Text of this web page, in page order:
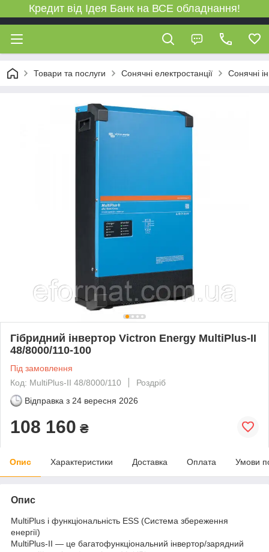
Кредит від Ідея Банк на ВСЕ обладнання!
Товари та послуги Сонячні електростанції Сонячні
Гібридний інвертор Victron Energy MultiPlus-II
48/8000/110-100
Під замовлення
Код: MultiPlus-II 48/8000/110
Роздріб
Відправка з 24 вересня 2026
108 160 ₴
Опис Характеристики Доставка Оплата Умови
Опис
MultiPlus і функціональність ESS (Система збереження
енергії)
MultiPlus-II — це багатофункціональний інвертор/зарядний